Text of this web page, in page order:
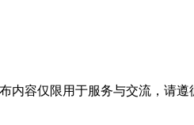
内容仅限用于服务与交流，请